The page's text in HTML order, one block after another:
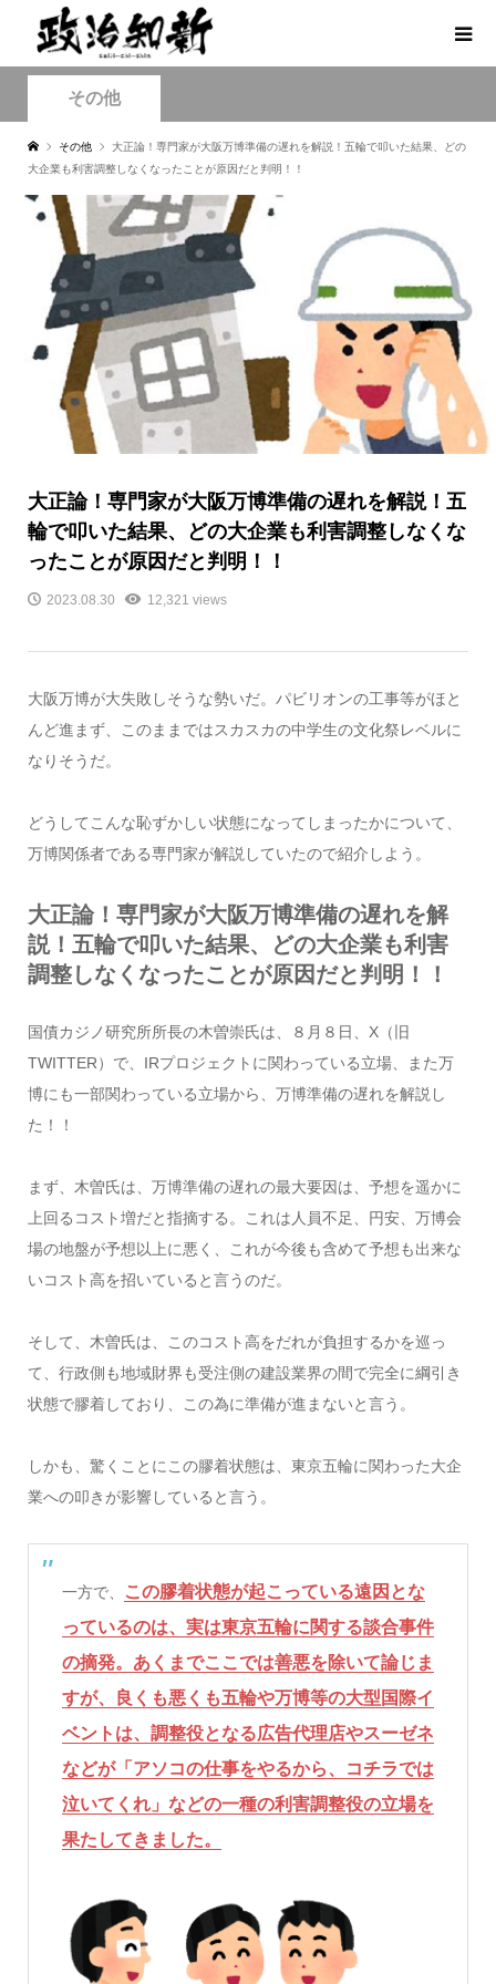
その他
その他
大正論！専門家が大阪万博準備の遅れを解説！五輪で叩いた結果、どの
大企業も利害調整しなくなったことが原因だと判明！！
大正論！専門家が大阪万博準備の遅れを解説！五
輪で叩いた結果、どの大企業も利害調整しなくな
ったことが原因だと判明！！
2023.08.30 12,321 views
大阪万博が大失敗しそうな勢いだ。パビリオンの工事等がほと
んど進まず、このままではスカスカの中学生の文化祭レベルに
なりそうだ。
どうしてこんな恥ずかしい状態になってしまったかについて、
万博関係者である専門家が解説していたので紹介しよう。
大正論！専門家が大阪万博準備の遅れを解
説！五輪で叩いた結果、どの大企業も利害
調整しなくなったことが原因だと判明！！
国債カジノ研究所所長の木曽崇氏は、８月８日、X（旧
TWITTER）で、IRプロジェクトに関わっている立場、また万
博にも一部関わっている立場から、万博準備の遅れを解説し
た！！
まず、木曽氏は、万博準備の遅れの最大要因は、予想を遥かに
上回るコスト増だと指摘する。これは人員不足、円安、万博会
場の地盤が予想以上に悪く、これが今後も含めて予想も出来な
いコスト高を招いていると言うのだ。
そして、木曽氏は、このコスト高をだれが負担するかを巡っ
て、行政側も地域財界も受注側の建設業界の間で完全に綱引き
状態で膠着しており、この為に準備が進まないと言う。
しかも、驚くことにこの膠着状態は、東京五輪に関わった大企
業への叩きが影響していると言う。
一方で、
この膠着状態が起こっている遠因とな
っているのは、実は東京五輪に関する談合事件
の摘発。あくまでここでは善悪を除いて論じま
すが、良くも悪くも五輪や万博等の大型国際イ
ベントは、調整役となる広告代理店やスーゼネ
などが「アソコの仕事をやるから、コチラでは
泣いてくれ」などの一種の利害調整役の立場を
果たしてきました。